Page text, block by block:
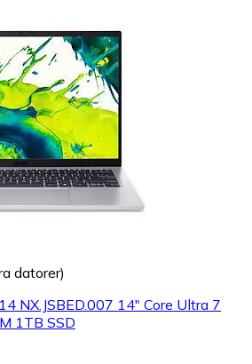
datorer)
NX.JSBED.007 14" Core Ultra 7
1TB SSD